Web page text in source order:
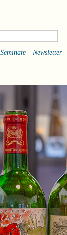
Seminare Newsletter